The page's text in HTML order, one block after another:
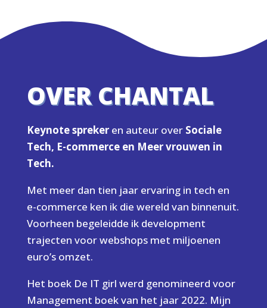
OVER CHANTAL
Keynote sprekeren auteur overSociale
Tech, E-commerce en Meer vrouwen in
Tech.
Met meer dan tien jaar ervaring in tech en
e-commerce ken ik die wereld van binnenuit.
Voorheen begeleidde ik development
trajecten voor webshops met miljoenen
euro’s omzet.
Het boek De IT girl werd genomineerd voor
Management boek van het jaar 2022. Mijn